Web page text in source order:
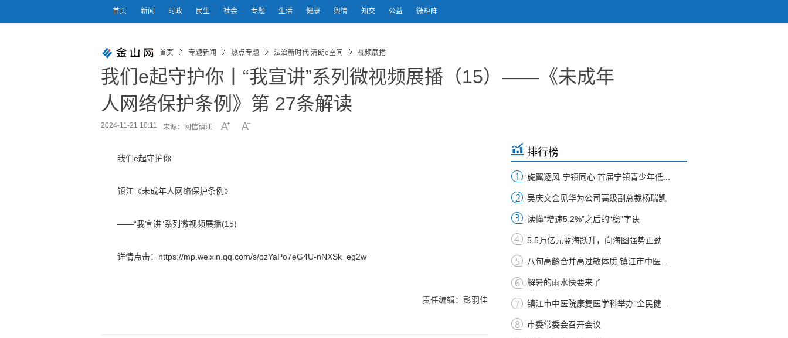
首页 新闻 时政 民生 社会 专题 生活 健康 舆情 知交 公益 微矩阵
首页 专题新闻 热点专题 法治新时代 清朗e空间 视频展播
我们e起守护你丨“我宣讲”系列微视频展播（15）——《未成年
人网络保护条例》第 27条解读
2024-11-21 10:11 来源：网信镇江
我们e起守护你
镇江《未成年人网络保护条例》
——“我宣讲”系列微视频展播(15)
详情点击：https://mp.weixin.qq.com/s/ozYaPo7eG4U-nNXSk_eg2w
责任编辑：彭羽佳
排行榜
旋翼逐风 宁镇同心 首届宁镇青少年低...
吴庆文会见华为公司高级副总裁杨瑞凯
读懂“增速5.2%”之后的“稳”字诀
5.5万亿元蓝海跃升，向海图强势正劲
八旬高龄合并高过敏体质 镇江市中医...
解暑的雨水快要来了
镇江市中医院康复医学科举办“全民健...
市委常委会召开会议